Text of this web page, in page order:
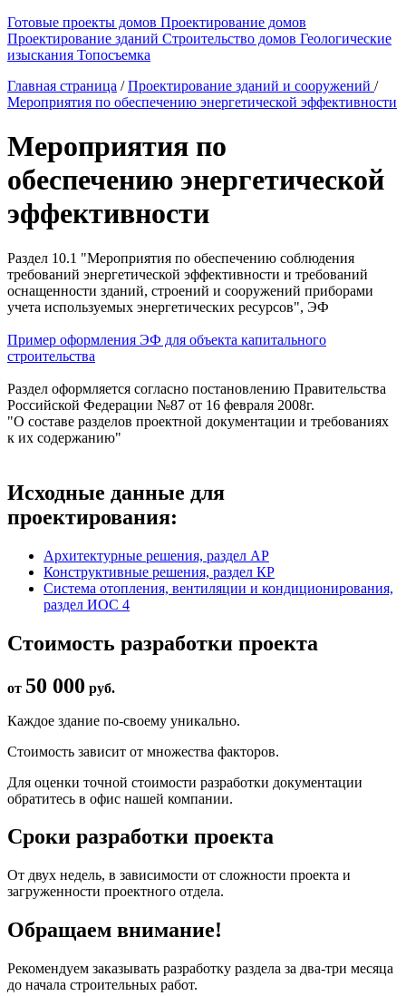
Готовые проекты домов Проектирование домов
Проектирование зданий Строительство домов Геологические
изыскания Топосъемка
Главная страница / Проектирование зданий и сооружений /
Мероприятия по обеспечению энергетической эффективности
Мероприятия по
обеспечению энергетической
эффективности
Раздел 10.1 "Мероприятия по обеспечению соблюдения
требований энергетической эффективности и требований
оснащенности зданий, строений и сооружений приборами
учета используемых энергетических ресурсов", ЭФ
Пример оформления ЭФ для объекта капитального
строительства
Раздел оформляется согласно постановлению Правительства
Российской Федерации №87 от 16 февраля 2008г.
"О составе разделов проектной документации и требованиях
к их содержанию"
Исходные данные для
проектирования:
Архитектурные решения, раздел АР
Конструктивные решения, раздел КР
Система отопления, вентиляции и кондиционирования,
раздел ИОС 4
Стоимость разработки проекта
от 50 000 руб.
Каждое здание по-своему уникально.
Стоимость зависит от множества факторов.
Для оценки точной стоимости разработки документации
обратитесь в офис нашей компании.
Сроки разработки проекта
От двух недель, в зависимости от сложности проекта и
загруженности проектного отдела.
Обращаем внимание!
Рекомендуем заказывать разработку раздела за два-три месяца
до начала строительных работ.